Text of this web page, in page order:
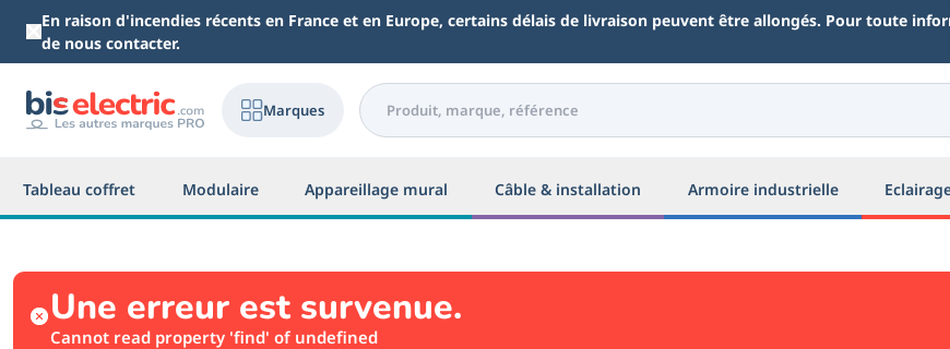
Aller au contenu principal
En raison d'incendies récents en France et en Europe, certains délais de livraison peuvent être allongés. Pour toute
de nous contacter.
Marques
Tableau coffret Modulaire Appareillage mural Câble & installation Armoire industrielle
Une erreur est survenue.
Cannot read property 'find' of undefined